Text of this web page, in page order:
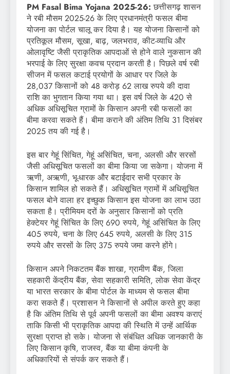
PM Fasal Bima Yojana 2025-26:छत्तीसगढ़ शासन
ने रबी मौसम 2025-26 के लिए प्रधानमंत्री फसल बीमा
योजना का पोर्टल चालू कर दिया है। यह योजना किसानों को
प्रतिकूल मौसम, सूखा, बाढ़, जलभराव, कीट-व्याधि और
ओलावृष्टि जैसी प्राकृतिक आपदाओं से होने वाले नुकसान की
भरपाई के लिए सुरक्षा कवच प्रदान करती है। पिछले वर्ष रबी
सीजन में फसल कटाई प्रयोगों के आधार पर जिले के
28,037 किसानों को 48 करोड़ 62 लाख रुपये की दावा
राशि का भुगतान किया गया था। इस वर्ष जिले के 420 से
अधिक अधिसूचित ग्रामों के किसान अपनी रबी फसलों का
बीमा करवा सकते हैं। बीमा कराने की अंतिम तिथि 31 दिसंबर
2025 तय की गई है।
इस बार गेहूं सिंचित, गेहूं असिंचित, चना, अलसी और सरसों
जैसी अधिसूचित फसलों का बीमा किया जा सकेगा। योजना में
ऋणी, अऋणी, भू-धारक और बटाईदार सभी प्रकार के
किसान शामिल हो सकते हैं। अधिसूचित ग्रामों में अधिसूचित
फसल बोने वाला हर इच्छुक किसान इस योजना का लाभ उठा
सकता है। प्रीमियम दरों के अनुसार किसानों को प्रति
हेक्टेयर गेहूं सिंचित के लिए 690 रुपये, गेहूं असिंचित के लिए
405 रुपये, चना के लिए 645 रुपये, अलसी के लिए 315
रुपये और सरसों के लिए 375 रुपये जमा करने होंगे।
किसान अपने निकटतम बैंक शाखा, ग्रामीण बैंक, जिला
सहकारी केंद्रीय बैंक, सेवा सहकारी समिति, लोक सेवा केंद्र
या भारत सरकार के बीमा पोर्टल के माध्यम से फसल बीमा
करा सकते हैं। प्रशासन ने किसानों से अपील करते हुए कहा
है कि अंतिम तिथि से पूर्व अपनी फसलों का बीमा अवश्य कराएं
ताकि किसी भी प्राकृतिक आपदा की स्थिति में उन्हें आर्थिक
सुरक्षा प्राप्त हो सके। योजना से संबंधित अधिक जानकारी के
लिए किसान कृषि, राजस्व, बैंक या बीमा कंपनी के
अधिकारियों से संपर्क कर सकते हैं।